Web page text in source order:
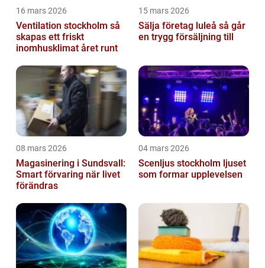
16 mars 2026
Ventilation stockholm så
skapas ett friskt
inomhusklimat året runt
15 mars 2026
Sälja företag luleå så går
en trygg försäljning till
08 mars 2026
Magasinering i Sundsvall:
Smart förvaring när livet
förändras
04 mars 2026
Scenljus stockholm ljuset
som formar upplevelsen